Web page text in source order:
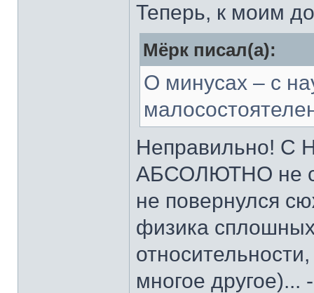
Теперь, к моим
Мёрк писал(а):
О минусах – с
Неправильно! С
АБСОЛЮТНО не
не повернулся
физика
многое другое)...